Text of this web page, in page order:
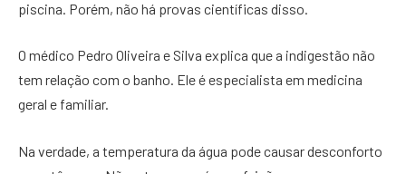
piscina. Porém, não há provas científicas disso.
O médico Pedro Oliveira e Silva explica que a indigestão não
tem relação com o banho. Ele é especialista em medicina
geral e familiar.
Na verdade, a temperatura da água pode causar desconforto